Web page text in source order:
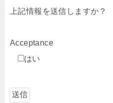
上記情報を送信しますか？
Acceptance
はい